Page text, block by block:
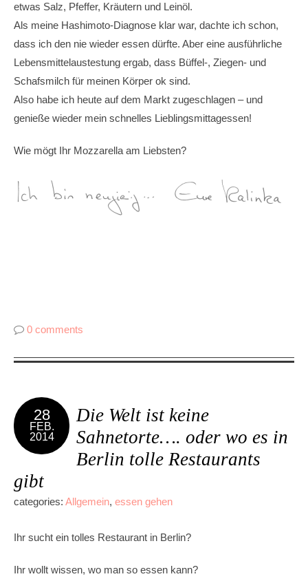
etwas Salz, Pfeffer, Kräutern und Leinöl.
Als meine Hashimoto-Diagnose klar war, dachte ich schon,
dass ich den nie wieder essen dürfte. Aber eine ausführliche
Lebensmittelaustestung ergab, dass Büffel-, Ziegen- und
Schafsmilch für meinen Körper ok sind.
Also habe ich heute auf dem Markt zugeschlagen – und
genieße wieder mein schnelles Lieblingsmittagessen!
Wie mögt Ihr Mozzarella am Liebsten?
0 comments
28
FEB.
2014
Die Welt ist keine
Sahnetorte…. oder wo es in
Berlin tolle Restaurants
gibt
categories: Allgemein, essen gehen
Ihr sucht ein tolles Restaurant in Berlin?
Ihr wollt wissen, wo man so essen kann?